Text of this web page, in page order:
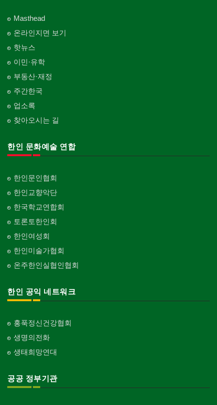
Masthead
온라인지면 보기
핫뉴스
이민·유학
부동산·재정
주간한국
업소록
찾아오시는 길
한인 문화예술 연합
한인문인협회
한인교향악단
한국학교연합회
토론토한인회
한인여성회
한인미술가협회
온주한인실협인협회
한인 공익 네트워크
홍푹정신건강협회
생명의전화
생태희망연대
공공 정부기관